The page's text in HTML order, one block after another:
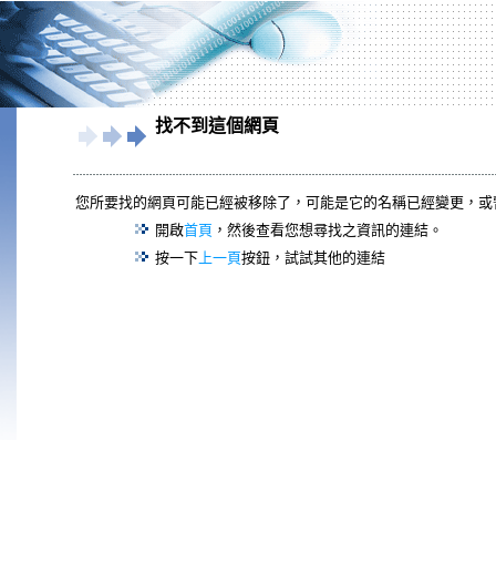
找不到這個網頁
您所要找的網頁可能已經被移除了，可能是它的名稱已經變更，
開啟首頁 ，然後查看您想尋找之資訊的連結。
按一下上一頁按鈕，試試其他的連結